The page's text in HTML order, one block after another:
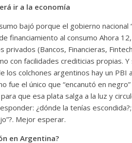
ir a la economía
bajó porque el gobierno
financiamiento al consumo Ahora
privados (Bancos, Financieras,
con facilidades crediticias propias.
colchones argentinos hay un PBI
fue el único que “encanutó en
que esa plata salga a la luz y
¿dónde la tenías
Mejor esperar.
en Argentina?